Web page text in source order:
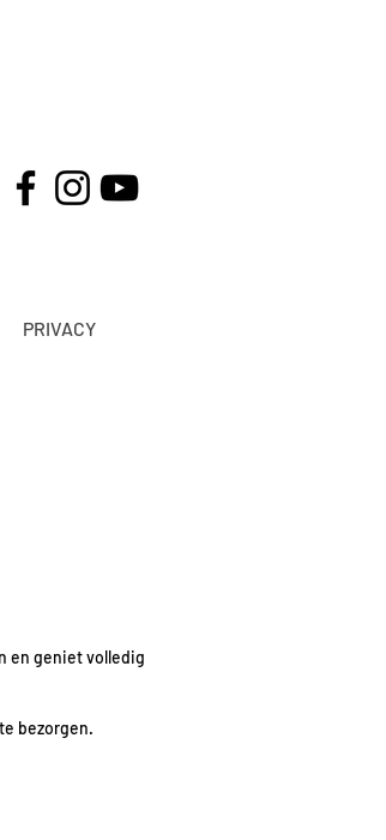
PRIVACY
en geniet volledig
bezorgen.